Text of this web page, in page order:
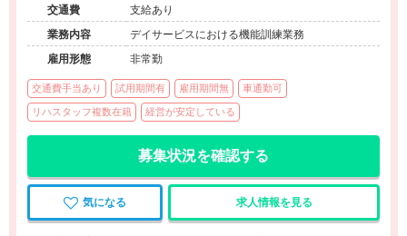
交通費
支給あり
業務内容
デイサービスにおける機能訓練業務
雇用形態
非常勤
交通費手当あり 試用期間有 雇用期間無 車通勤可
リハスタッフ複数在籍 経営が安定している
募集状況を確認する
気になる 求人情報を見る